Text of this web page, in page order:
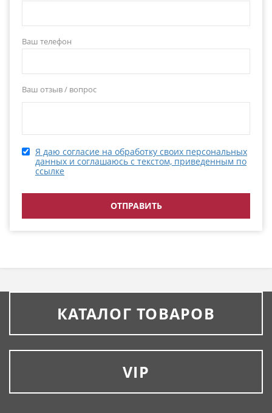
Ваш телефон
Ваш отзыв / вопрос
Я даю согласие на обработку своих персональных
данных и соглашаюсь с текстом, приведенным по
ссылке
КАТАЛОГ ТОВАРОВ
VIP